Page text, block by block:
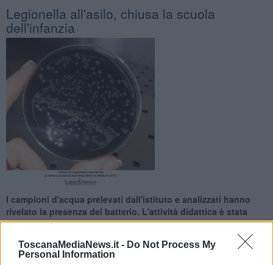
ToscanaMediaNews.it - Do Not Process My
Personal Information
Legionella all'asilo, chiusa la scuola
dell'infanzia
I campioni d'acqua prelevati dall'istituto e analizzati hanno
rivelato la presenza del batterio. L'attività didattica è stata
sospesa